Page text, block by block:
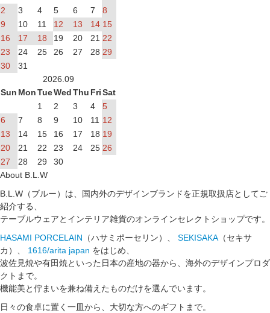
2
3 4 5 6 7
8
9
10 11 12 13 14 15
16
17 18 19 20 21 22
23
24 25 26 27 28 29
30
31
2026.09
Sun MonTueWedThu FriSat
1
2 3 4
5
6
7 8 9 10 11 12
13
14 15 16 17 18 19
20
21 22 23 24 25 26
27
28 29
30
About B.L.W
B.L.W（ブルー）は、国内外のデザインブランドを正規取扱店としてご
紹介する、
テーブルウェアとインテリア雑貨のオンラインセレクトショップです。
HASAMI PORCELAIN （ハサミポーセリン）、 SEKISAKA（セキサ
カ）、 1616/arita japan をはじめ、
波佐見焼や有田焼といった日本の産地の器から、海外のデザインプロダ
クトまで。
機能美と佇まいを兼ね備えたものだけを選んでいます。
日々の食卓に置く一皿から、大切な方へのギフトまで。